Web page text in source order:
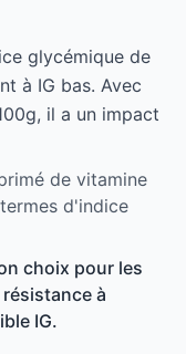
glycémique de
à IG bas. Avec
il a un impact
de vitamine
d'indice
choix pour les
à
IG.